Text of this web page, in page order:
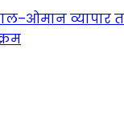
व्यापार